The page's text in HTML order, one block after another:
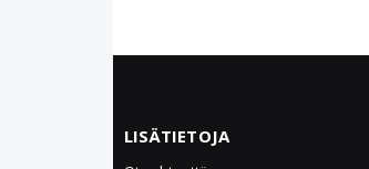
LISÄTIETOJA